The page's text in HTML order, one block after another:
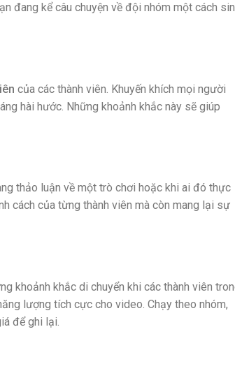
đang kể câu chuyện về đội nhóm một cách
của các thành viên. Khuyến khích mọi người
hài hước. Những khoảnh khắc này sẽ giúp
thảo luận về một trò chơi hoặc khi ai đó thực
cách của từng thành viên mà còn mang lại sự
khoảnh khắc di chuyển khi các thành viên
lượng tích cực cho video. Chạy theo nhóm,
để ghi lại.